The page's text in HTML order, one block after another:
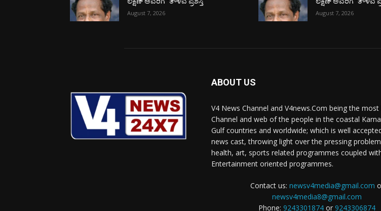
August 7, 2026 August 7, 2026
ABOUT US
V4 News Channel and V4news.Com being the
Channel and web of the people in the coastal
Gulf countries and worldwide; which is well
news cast, throwing light over the pressing
health, art, sports related programmes coupled
Entertainment oriented programmes.
Contact us: newsv4media@gmail.com
newsv4media8@gmail.com
Phone: 9243301874 or 9243306874